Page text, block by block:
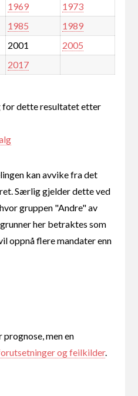
1969
1973
1985
1989
2001
2005
2017
for dette resultatet etter
kan avvike fra det
Særlig gjelder dette ved
gruppen "Andre" av
her betraktes som
oppnå flere mandater enn
men en
og feilkilder.